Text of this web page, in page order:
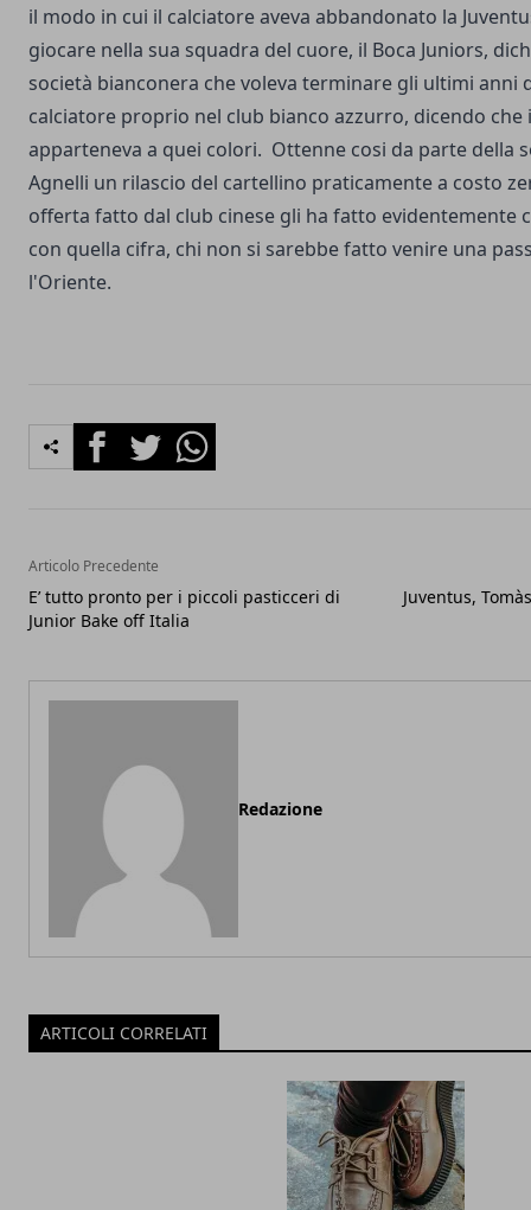
il modo in cui il calciatore aveva abbandonato la
giocare nella sua squadra del cuore, il Boca Juniors,
società bianconera che voleva terminare gli ultimi anni
calciatore proprio nel club bianco azzurro, dicendo che
apparteneva a quei colori. Ottenne cosi da parte della
Agnelli un rilascio del cartellino praticamente a costo
offerta fatto dal club cinese gli ha fatto evidentemente
con quella cifra, chi non si sarebbe fatto venire una
l'Oriente.
FacebookTwitterWhatsapp
Articolo Precedente
E’ tutto pronto per i piccoli pasticceri di
Junior Bake off Italia
Juventus,
Redazione
ARTICOLI CORRELATI